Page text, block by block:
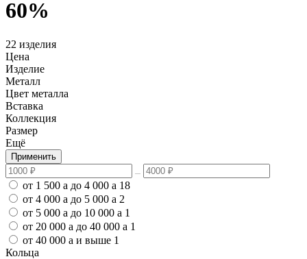
60%
22 изделия
Цена
Изделие
Металл
Цвет металла
Вставка
Коллекция
Размер
Ещё
Применить
от 1 500 a до 4 000 a 18
от 4 000 a до 5 000 a 2
от 5 000 a до 10 000 a 1
от 20 000 a до 40 000 a 1
от 40 000 a и выше 1
Кольца